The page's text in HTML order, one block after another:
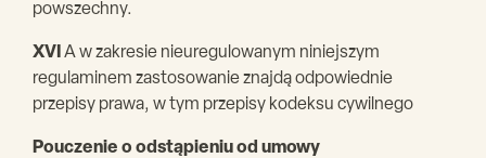
powszechny.
XVI A w zakresie nieuregulowanym niniejszym
regulaminem zastosowanie znajdą odpowiednie
przepisy prawa, w tym przepisy kodeksu cywilnego
Pouczenie o odstąpieniu od umowy